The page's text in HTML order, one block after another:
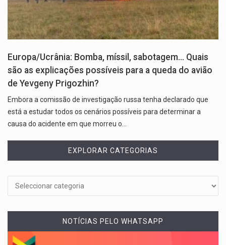
Europa/Ucrânia: Bomba, míssil, sabotagem… Quais
são as explicações possíveis para a queda do avião
de Yevgeny Prigozhin?
Embora a comissão de investigação russa tenha declarado que
está a estudar todos os cenários possíveis para determinar a
causa do acidente em que morreu o…
EXPLORAR CATEGORIAS
NOTÍCIAS PELO WHATSAPP